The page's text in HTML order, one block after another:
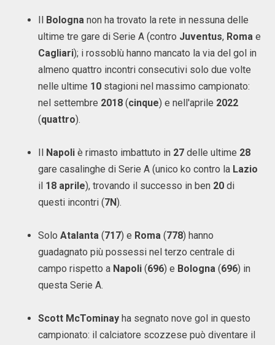
Il Bologna non ha trovato la rete in nessuna delle
ultime tre gare di Serie A (contro Juventus, Roma e
Cagliari); i rossoblù hanno mancato la via del gol in
almeno quattro incontri consecutivi solo due volte
nelle ultime 10 stagioni nel massimo campionato:
nel settembre 2018 (cinque) e nell'aprile 2022
(quattro).
Il Napoli è rimasto imbattuto in 27 delle ultime 28
gare casalinghe di Serie A (unico ko contro la Lazio
il 18 aprile), trovando il successo in ben 20 di
questi incontri (7N).
Solo Atalanta (717) e Roma (778) hanno
guadagnato più possessi nel terzo centrale di
campo rispetto a Napoli (696) e Bologna (696) in
questa Serie A.
Scott McTominay ha segnato nove gol in questo
campionato: il calciatore scozzese può diventare il